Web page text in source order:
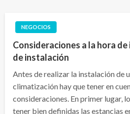
NEGOCIOS
Consideraciones a la hora
de instalación
Antes de realizar la instalación de
climatización hay que tener en
consideraciones. En primer lugar,
tener bien definidas las estancias